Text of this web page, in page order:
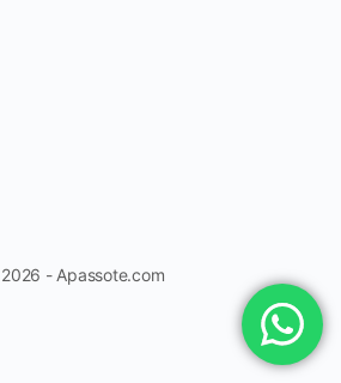
- Apassote.com